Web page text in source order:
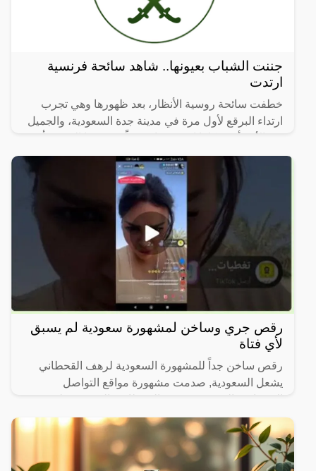
جننت الشباب بعيونها.. شاهد سائحة فرنسية
ارتدت
خطفت سائحة روسية الأنظار، بعد ظهورها وهي تجرب
ارتداء البرقع لأول مرة في مدينة جدة السعودية، والجميل
شكلها
رقص جري وساخن لمشهورة سعودية لم يسبق
لأي فتاة
رقص ساخن جداً للمشهورة السعودية لرهف القحطاني
يشعل السعودية, صدمت مشهورة مواقع التواصل
رقصها والميكاج الذي